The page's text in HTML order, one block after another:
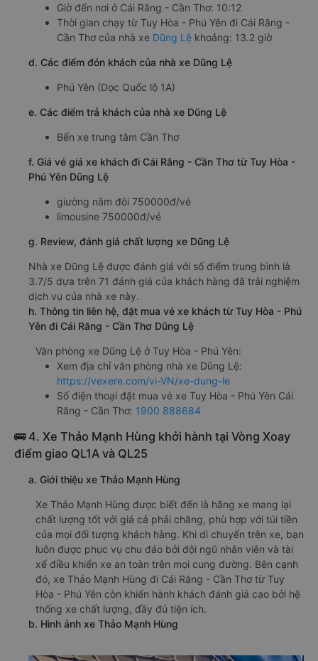
Giờ đến nơi ở Cái Răng - Cần Thơ: 10:12
Thời gian chạy từ Tuy Hòa - Phú Yên đi Cái Răng -
Cần Thơ của nhà xe Dũng Lệ khoảng: 13.2 giờ
d. Các điểm đón khách của nhà xe Dũng Lệ
Phú Yên (Dọc Quốc lộ 1A)
e. Các điểm trả khách của nhà xe Dũng Lệ
Bến xe trung tâm Cần Thơ
f. Giá vé giá xe khách đi Cái Răng - Cần Thơ từ Tuy Hòa -
Phú Yên Dũng Lệ
giường nằm đôi 750000đ/vé
limousine 750000đ/vé
g. Review, đánh giá chất lượng xe Dũng Lệ
Nhà xe Dũng Lệ được đánh giá với số điểm trung bình là
3.7/5 dựa trên 71 đánh giá của khách hàng đã trải nghiệm
dịch vụ của nhà xe này.
h. Thông tin liên hệ, đặt mua vé xe khách từ Tuy Hòa - Phú
Yên đi Cái Răng - Cần Thơ Dũng Lệ
Văn phòng xe Dũng Lệ ở Tuy Hòa - Phú Yên:
Xem địa chỉ văn phòng nhà xe Dũng Lệ:
https://vexere.com/vi-VN/xe-dung-le
Số điện thoại đặt mua vé xe Tuy Hòa - Phú Yên Cái
Răng - Cần Thơ: 1900 888684
🚌 4. Xe Thảo Mạnh Hùng khởi hành tại Vòng Xoay
điểm giao QL1A và QL25
a. Giới thiệu xe Thảo Mạnh Hùng
Xe Thảo Mạnh Hùng được biết đến là hãng xe mang lại
chất lượng tốt với giá cả phải chăng, phù hợp với túi tiền
của mọi đối tượng khách hàng. Khi di chuyển trên xe, bạn
luôn được phục vụ chu đáo bởi đội ngũ nhân viên và tài
xế điều khiển xe an toàn trên mọi cung đường. Bên cạnh
đó, xe Thảo Mạnh Hùng đi Cái Răng - Cần Thơ từ Tuy
Hòa - Phú Yên còn khiến hành khách đánh giá cao bởi hệ
thống xe chất lượng, đầy đủ tiện ích.
b. Hình ảnh xe Thảo Mạnh Hùng